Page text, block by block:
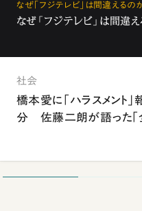
なぜ「フジテレビ」は間違えるの
なぜ「フジテレビ」は間違
社会
橋本愛に「ハラスメント
分 佐藤二朗が語った「